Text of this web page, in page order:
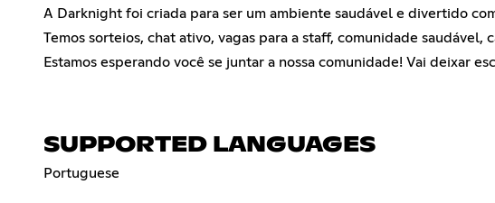
A Darknight foi criada para ser um ambiente saudável e divertido
Temos sorteios, chat ativo, vagas para a staff, comunidade saudável,
Estamos esperando você se juntar a nossa comunidade! Vai deixar
SUPPORTED LANGUAGES
Portuguese